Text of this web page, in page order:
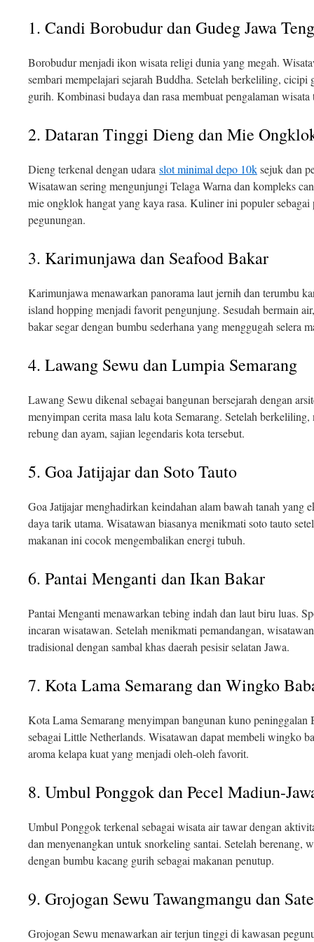
1. Candi Borobudur dan Gudeg Jawa
Borobudur menjadi ikon wisata religi dunia yang megah.
sembari mempelajari sejarah Buddha. Setelah berkeliling, cicipi
gurih. Kombinasi budaya dan rasa membuat pengalaman wisata
2. Dataran Tinggi Dieng dan Mie
Dieng terkenal dengan udara slot minimal depo 10ksejuk dan
Wisatawan sering mengunjungi Telaga Warna dan kompleks
mie ongklok hangat yang kaya rasa. Kuliner ini populer sebagai
pegunungan.
3. Karimunjawa dan Seafood Bakar
Karimunjawa menawarkan panorama laut jernih dan terumbu
island hopping menjadi favorit pengunjung. Sesudah bermain
bakar segar dengan bumbu sederhana yang menggugah selera
4. Lawang Sewu dan Lumpia Semarang
Lawang Sewu dikenal sebagai bangunan bersejarah dengan
menyimpan cerita masa lalu kota Semarang. Setelah
rebung dan ayam, sajian legendaris kota tersebut.
5. Goa Jatijajar dan Soto Tauto
Goa Jatijajar menghadirkan keindahan alam bawah tanah yang
daya tarik utama. Wisatawan biasanya menikmati soto tauto
makanan ini cocok mengembalikan energi tubuh.
6. Pantai Menganti dan Ikan Bakar
Pantai Menganti menawarkan tebing indah dan laut biru luas.
incaran wisatawan. Setelah menikmati pemandangan,
tradisional dengan sambal khas daerah pesisir selatan Jawa.
7. Kota Lama Semarang dan Wingko
Kota Lama Semarang menyimpan bangunan kuno
sebagai Little Netherlands. Wisatawan dapat membeli wingko
aroma kelapa kuat yang menjadi oleh-oleh favorit.
8. Umbul Ponggok dan Pecel Madiun-
Umbul Ponggok terkenal sebagai wisata air tawar dengan
dan menyenangkan untuk snorkeling santai. Setelah berenang,
dengan bumbu kacang gurih sebagai makanan penutup.
9. Grojogan Sewu Tawangmangu dan
Grojogan Sewu menawarkan air terjun tinggi di kawasan